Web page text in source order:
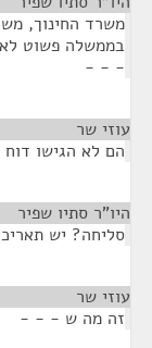
משרד החינוך,
בממשלה פשוט
- - -
עוזי שר
הם לא הגישו
היו"ר סתיו שפיר
סליחה? יש
עוזי שר
זה מה ש - - -